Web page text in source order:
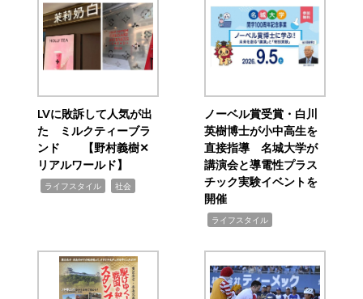
LVに敗訴して人気が出
た ミルクティーブラ
ンド 【野村義樹✕
リアルワールド】
ライフスタイル 社会
ノーベル賞受賞・白川
英樹博士が小中高生を
直接指導 名城大学が
講演会と導電性プラス
チック実験イベントを
開催
ライフスタイル